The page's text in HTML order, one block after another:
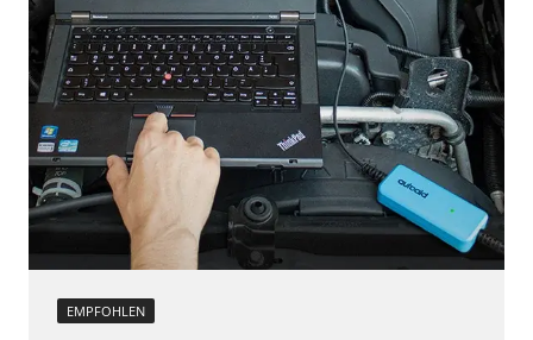
EMPFOHLEN